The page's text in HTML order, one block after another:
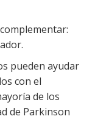
pueden ayudar
con el
de los
de Parkinson